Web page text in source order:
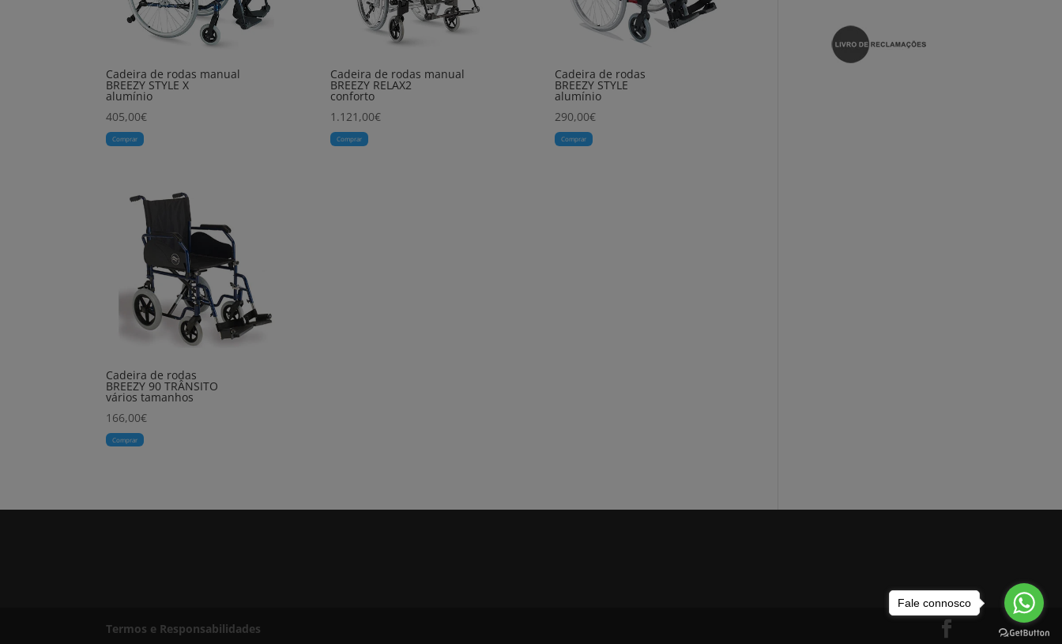
Cadeira de rodas manual
BREEZY STYLE X
alumínio
405,00€
Comprar
Cadeira de rodas manual
BREEZY RELAX2
conforto
1.121,00€
Comprar
Cadeira de rodas
BREEZY STYLE
alumínio
290,00€
Comprar
Cadeira de rodas
BREEZY 90 TRÂNSITO
vários tamanhos
166,00€
Comprar
Termos e Responsabilidades
Fale connosco